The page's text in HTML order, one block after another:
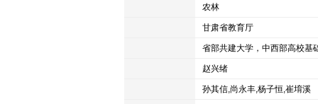
农林
甘肃省教育厅
赵兴绪
孙其信,尚永丰,杨子恒,崔堉溪